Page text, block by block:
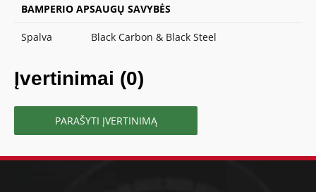
BAMPERIO APSAUGŲ SAVYBĖS
Spalva Black Carbon & Black Steel
Įvertinimai (0)
PARAŠYTI ĮVERTINIMĄ